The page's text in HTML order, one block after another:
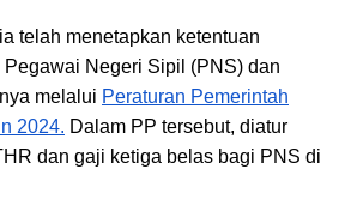
telah menetapkan ketentuan
Negeri Sipil (PNS) dan
melalui Peraturan Pemerintah
2024. Dalam PP tersebut, diatur
dan gaji ketiga belas bagi PNS di